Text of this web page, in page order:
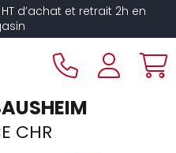
d’achat et retrait 2h en
CHR